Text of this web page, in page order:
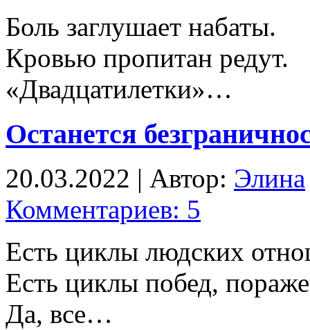
Боль заглушает набаты.
Кровью пропитан редут.
«Двадцатилетки»…
Останется
20.03.2022 | Автор: Элина
Комментариев: 5
Есть циклы людских
Есть циклы побед,
Да, все…